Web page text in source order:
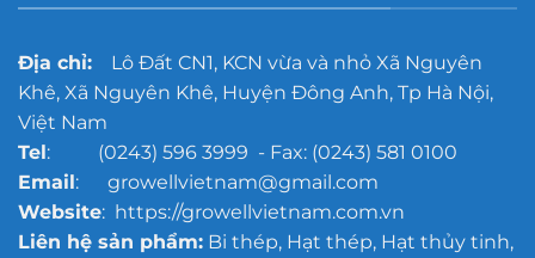
xưởng
mô
lớn
Địa chỉ:Lô Đất CN1, KCN vừa và nhỏ Xã Nguyên
Khê, Xã Nguyên Khê, Huyện Đông Anh, Tp Hà Nội,
Việt Nam
Tel: (0243) 596 3999 - Fax: (0243) 581 0100
Email: growellvietnam@gmail.com
Website: https://growellvietnam.com.vn
Liên hệ sản phẩm:Bi thép, Hạt thép, Hạt thủy tinh,